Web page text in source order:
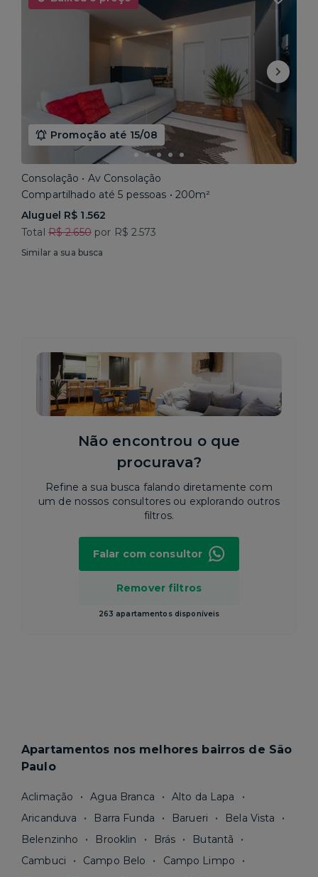
Promoção até 15/08
Consolação • Av Consolação
Compartilhado até 5 pessoas • 200m²
Aluguel R$ 1.562
Total R$ 2.650por R$ 2.573
Similar a sua busca
Não encontrou o que
procurava?
Refine a sua busca falando diretamente com
um de nossos consultores ou explorando outros
filtros.
Remover filtros
263 apartamentos disponíveis
Falar com consultor
Apartamentos nos melhores bairros de São
Paulo
Aclimação Agua Branca
Alto da Lapa
Aricanduva
Barra Funda Barueri
Bela Vista
Belenzinho
Brooklin Brás
Butantã
Cambuci
Campo Belo
Campo Limpo